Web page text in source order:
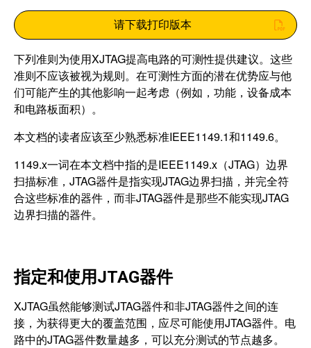
请下载打印版本
下列准则为使用XJTAG提高电路的可测性提供建议。这些
准则不应该被视为规则。在可测性方面的潜在优势应与他
们可能产生的其他影响一起考虑（例如，功能，设备成本
和电路板面积）。
本文档的读者应该至少熟悉标准IEEE1149.1和1149.6。
1149.x一词在本文档中指的是IEEE1149.x（JTAG）边界
扫描标准，JTAG器件是指实现JTAG边界扫描，并完全符
合这些标准的器件，而非JTAG器件是那些不能实现JTAG
边界扫描的器件。
指定和使用JTAG器件
XJTAG虽然能够测试JTAG器件和非JTAG器件之间的连
接，为获得更大的覆盖范围，应尽可能使用JTAG器件。电
路中的JTAG器件数量越多，可以充分测试的节点越多。